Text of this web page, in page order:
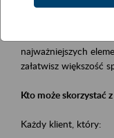
Platforma Usług
najważniejszych
załatwisz większość
Kto może skorzystać z
Każdy klient, który: